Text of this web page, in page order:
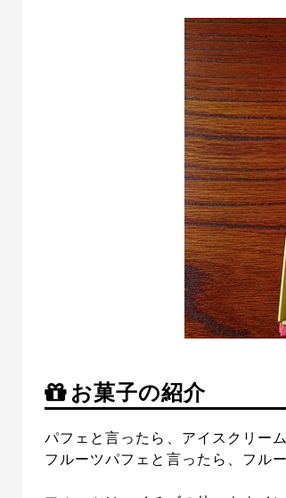
お菓子の紹介
パフェと言ったら、アイスクリーム
フルーツパフェと言ったら、フル